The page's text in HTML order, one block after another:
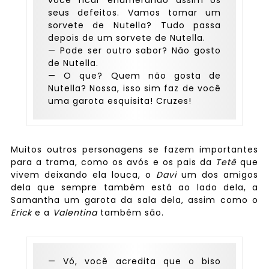
seus defeitos. Vamos tomar um
sorvete de Nutella? Tudo passa
depois de um sorvete de Nutella.
— Pode ser outro sabor? Não gosto
de Nutella.
— O que? Quem não gosta de
Nutella? Nossa, isso sim faz de você
uma garota esquisita! Cruzes!
Muitos outros personagens se fazem importantes
para a trama, como os avós e os pais da Tetêque
vivem deixando ela louca, o Davium dos amigos
dela que sempre também está ao lado dela, a
Samantha um garota da sala dela, assim como o
Ericke a Valentinatambém são.
— Vó, você acredita que o biso